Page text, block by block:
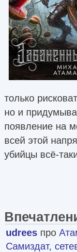
только
но и
появление на
всей этой
убийцы всё-
udrees про
Самиздат,